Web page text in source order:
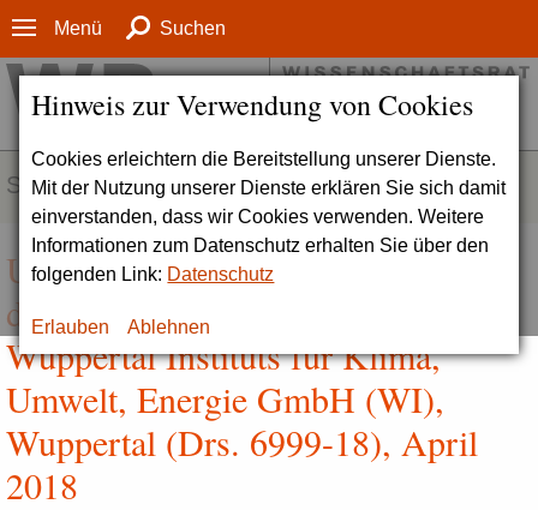
Hinweis zur Verwendung von Cookies
Cookies erleichtern die Bereitstellung unserer Dienste.
Mit der Nutzung unserer Dienste erklären Sie sich damit
einverstanden, dass wir Cookies verwenden. Weitere
Informationen zum Datenschutz erhalten Sie über den
folgenden Link: Datenschutz
Erlauben Ablehnen
Menü Suchen
SERVICE
Umsetzung der Empfehlungen aus
der zurückliegenden Evaluation des
Wuppertal Instituts für Klima,
Umwelt, Energie GmbH (WI),
Wuppertal (Drs. 6999-18), April
2018